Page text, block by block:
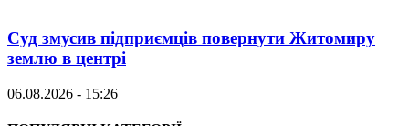
Суд змусив підприємців повернути Житомиру
землю в центрі
06.08.2026 - 15:26